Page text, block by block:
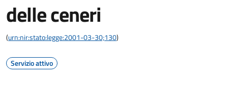
delle ceneri
(urn:nir:stato:legge:2001-03-30;130)
Servizio attivo